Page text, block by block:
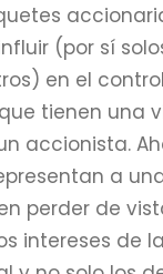
(por sí
en el
tienen una
accionista.
a
perder de
intereses de la